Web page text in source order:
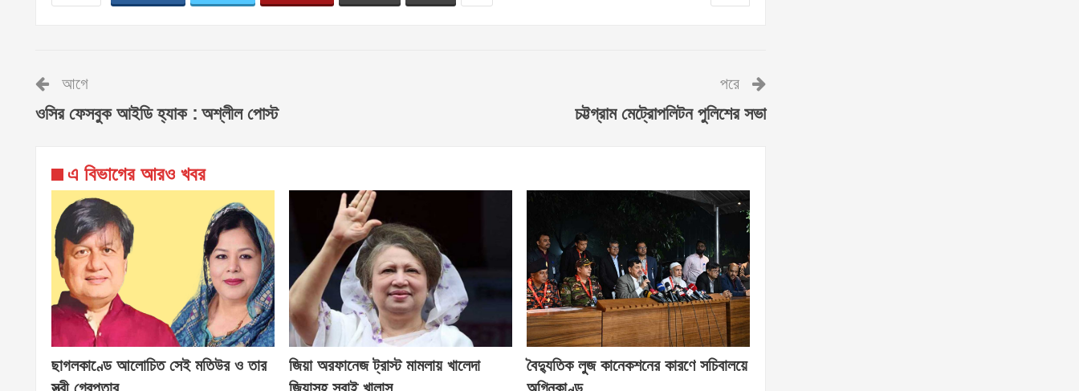
আগে
ওসির ফেসবুক আইডি হ্যাক : অশ্লীল পোস্ট
পরে
চট্টগ্রাম মেট্রোপলিটন পুলিশের সভা
এ বিভাগের আরও খবর
ছাগলকাণ্ডে আলোচিত সেই মতিউর ও তার
জিয়া অরফানেজ ট্রাস্ট মামলায় খালেদা
বৈদ্যুতিক লুজ কানেকশনের কারণে সচিবালয়ে